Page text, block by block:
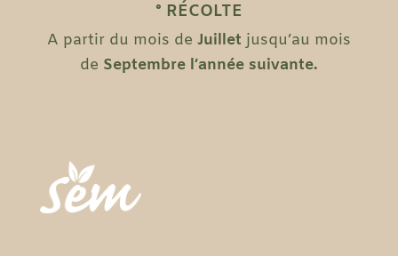
° RÉCOLTE
A partir du mois de Juillet jusqu’au mois
de Septembre l’année suivante.